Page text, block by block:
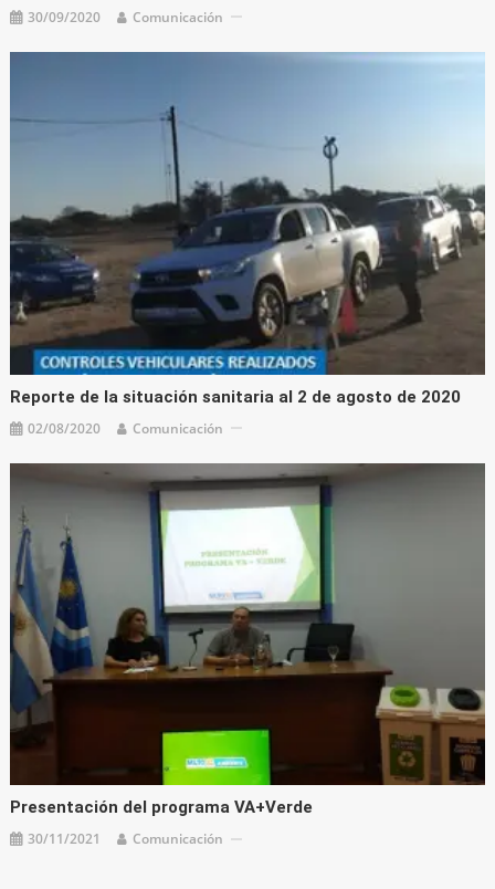
30/09/2020 Comunicación
Reporte de la situación sanitaria al 2 de agosto de 2020
02/08/2020 Comunicación
Presentación del programa VA+Verde
30/11/2021 Comunicación